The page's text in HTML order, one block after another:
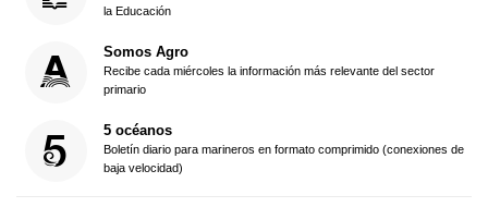
la Educación
Somos Agro
Recibe cada miércoles la información más relevante del sector
primario
5 océanos
Boletín diario para marineros en formato comprimido (conexiones de
baja velocidad)